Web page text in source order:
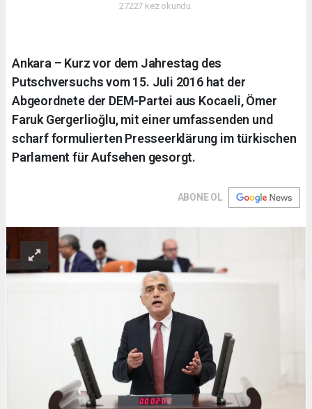
27227 kez okundu.
Ankara – Kurz vor dem Jahrestag des
Putschversuchs vom 15. Juli 2016 hat der
Abgeordnete der DEM-Partei aus Kocaeli, Ömer
Faruk Gergerlioğlu, mit einer umfassenden und
scharf formulierten Presseerklärung im türkischen
Parlament für Aufsehen gesorgt.
ABONE OL